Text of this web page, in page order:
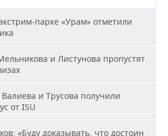
парке «Урам» отметили
и Листунова пропустят
и Трусова получили
от ISU
«Буду доказывать, что достоин